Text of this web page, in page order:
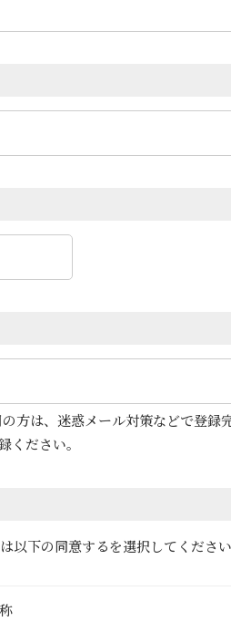
方は、迷惑メール対策などで登録
ださい。
下の同意するを選択してください